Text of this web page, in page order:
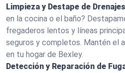
Limpieza y Destape de
en la cocina o el baño?
fregaderos lentos y líneas
seguros y completos. Mantén el
en tu hogar de Bexley.
Detección y Reparación de